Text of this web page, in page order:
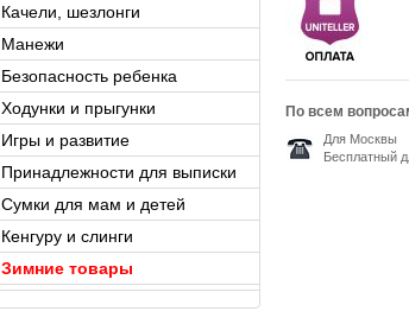
Качели, шезлонги
Манежи
Безопасность ребенка
Ходунки и прыгунки
Игры и развитие
Принадлежности для выписки
Сумки для мам и детей
Кенгуру и слинги
Зимние товары
По всем
Для Москвы
Бесплатный